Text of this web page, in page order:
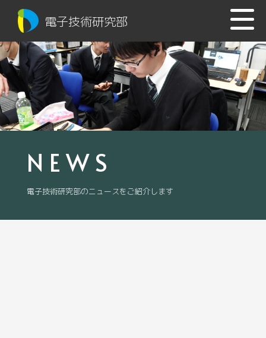
電子技術研究部
NEWS
電子技術研究部のニュースをご紹介します